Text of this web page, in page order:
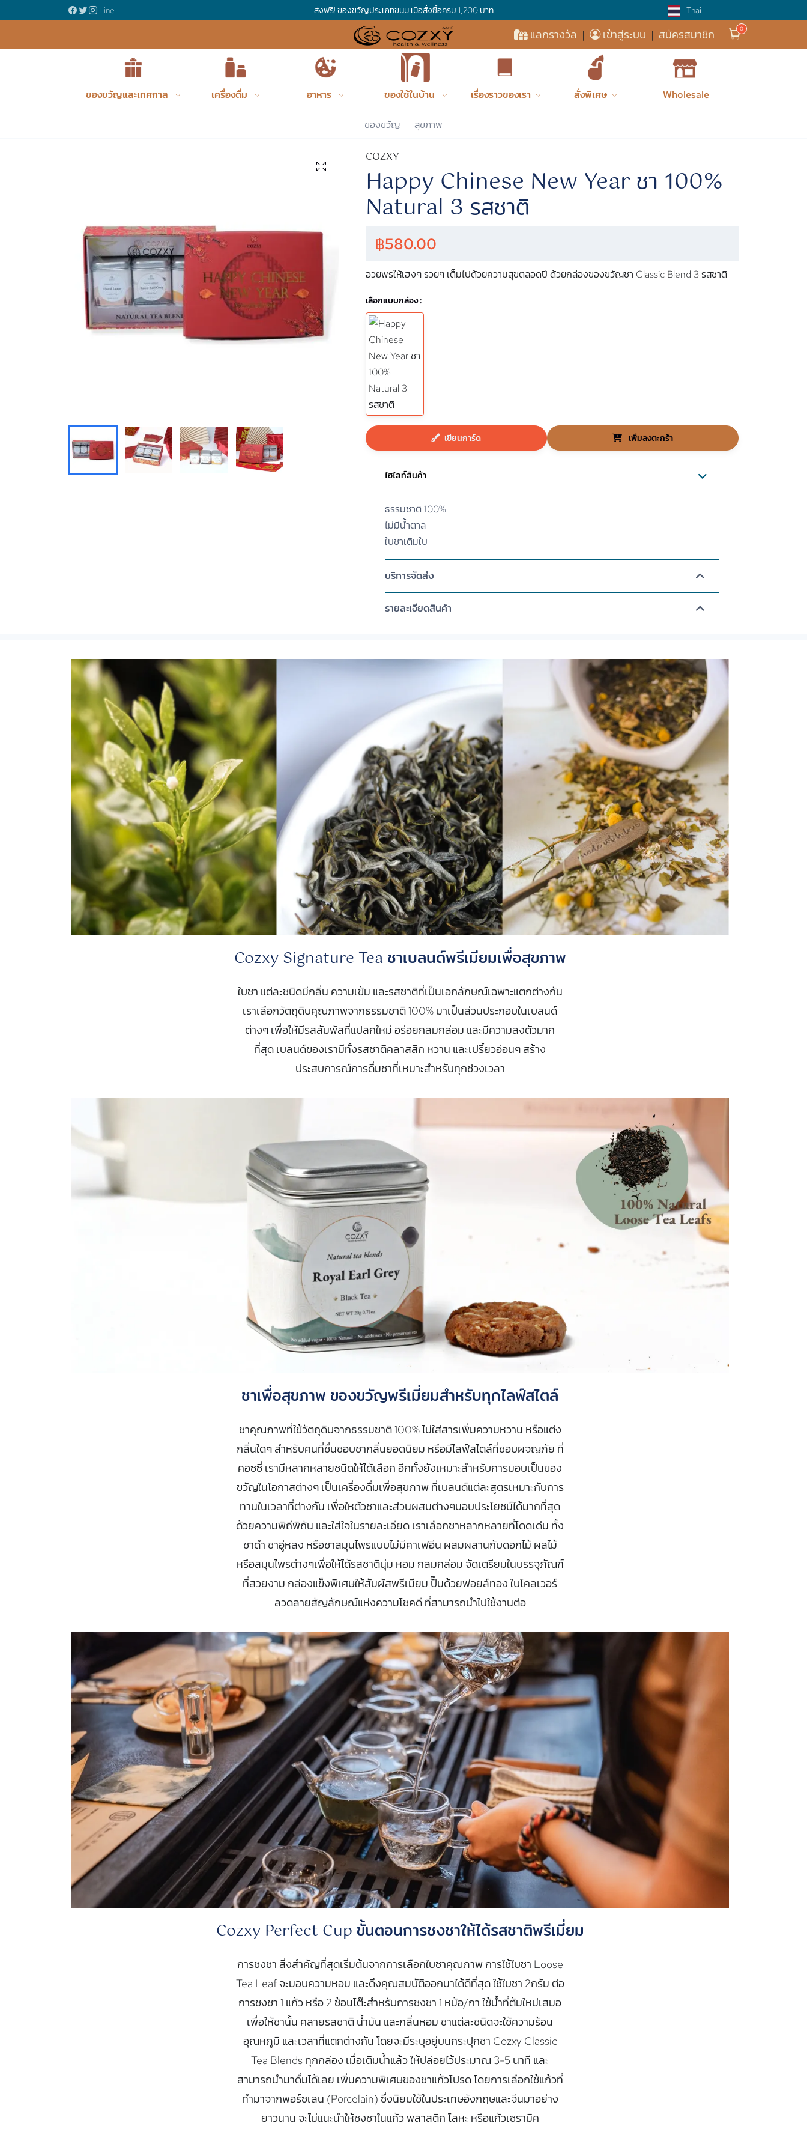
Line ส่งฟรี! ของขวัญประเภทขนม เมื่อสั่งซื้อครบ 1,200 บาท Thai
แลกรางวัล | เข้าสู่ระบบ | สมัครสมาชิก
ของขวัญและเทศกาล เครื่องดื่ม อาหาร ของใช้ในบ้าน เรื่องราวของเรา สั่งพิเศษ Wholesale
ของขวัญ สุขภาพ
COZXY
Happy Chinese New Year ชา 100%
Natural 3 รสชาติ
฿580.00
อวยพรให้เฮงๆ รวยๆ เต็มไปด้วยความสุขตลอดปี ด้วยกล่องของขวัญชา Classic Blend 3 รสชาติ
เลือกแบบกล่อง :
เขียนการ์ด เพิ่มลงตะกร้า
ไฮไลท์สินค้า
ธรรมชาติ 100%
ไม่มีน้ำตาล
ใบชาเติมใบ
บริการจัดส่ง
รายละเอียดสินค้า
Cozxy Signature Tea ชาเบลนด์พรีเมียมเพื่อสุขภาพ
ใบชา แต่ละชนิดมีกลิ่น ความเข้ม และรสชาติที่เป็นเอกลักษณ์เฉพาะแตกต่างกัน
เราเลือกวัตถุดิบคุณภาพจากธรรมชาติ 100% มาเป็นส่วนประกอบในเบลนด์
ต่างๆ เพื่อให้มีรสสัมพัสที่แปลกใหม่ อร่อยกลมกล่อม และมีความลงตัวมาก
ที่สุด เบลนด์ของเรามีทั้งรสชาติคลาสสิก หวาน และเปรี้ยวอ่อนๆ สร้าง
ประสบการณ์การดื่มชาที่เหมาะสำหรับทุกช่วงเวลา
ชาเพื่อสุขภาพ ของขวัญพรีเมี่ยมสำหรับทุกไลฟ์สไตล์
ชาคุณภาพที่ใข้วัตถุดิบจากธรรมชาติ 100% ไม่ใส่สารเพิ่มความหวาน หรือแต่ง
กลิ่นใดๆ สำหรับคนที่ชื่นชอบชากลิ่นยอดนิยม หรือมีไลฟ์สไตล์ที่ชอบผจญภัย ที่
คอซซี่ เรามีหลากหลายชนิดให้ได้เลือก อีกทั้งยังเหมาะสำหรับการมอบเป็นของ
ขวัญในโอกาสต่างๆ เป็นเครื่องดื่มเพื่อสุขภาพ ที่เบลนด์แต่ละสูตรเหมาะกับการ
ทานในเวลาที่ต่างกัน เพื่อใหตัวชาและส่วนผสมต่างๆมอบประโยชน์ได้มากที่สุด
ด้วยความพิถีพิถัน และใส่ใจในรายละเอียด เราเลือกชาหลากหลายที่โดดเด่น ทั้ง
ชาดำ ชาอู่หลง หรือชาสมุนไพรแบบไม่มีคาเฟอีน ผสมผสานกับดอกไม้ ผลไม้
หรือสมุนไพรต่างๆเพื่อให้ได้รสชาตินุ่ม หอม กลมกล่อม จัดเตรียมในบรรจุภัณฑ์
ที่สวยงาม กล่องแข็งพิเศษให้สัมผัสพรีเมียม ปั๊มด้วยฟอยล์ทอง ใบโคลเวอร์
ลวดลายสัญลักษณ์แห่งความโชคดี ที่สามารถนำไปใช้งานต่อ
Cozxy Perfect Cup ขั้นตอนการชงชาให้ได้รสชาติพรีเมี่ยม
การชงชา สิ่งสำคัญที่สุดเริ่มต้นจากการเลือกใบชาคุณภาพ การใช้ใบชา Loose
Tea Leaf จะมอบความหอม และดึงคุณสมบัติออกมาได้ดีที่สุด ใช้ใบชา 2กรัม ต่อ
การชงชา 1 แก้ว หรือ 2 ช้อนโต๊ะสำหรับการชงชา 1 หม้อ/กา ใช้น้ำที่ต้มใหม่เสมอ
เพื่อให้ชานั้น คลายรสชาติ น้ำมัน และกลิ่นหอม ชาแต่ละชนิดจะใช้ความร้อน
อุณหภูมิ และเวลาที่แตกต่างกัน โดยจะมีระบุอยู่บนกระปุกชา Cozxy Classic
Tea Blends ทุกกล่อง เมื่อเติมน้ำแล้ว ให้ปล่อยไว้ประมาณ 3-5 นาที และ
สามารถนำมาดื่มได้เลย เพิ่มความพิเศษของชาแก้วโปรด โดยการเลือกใช้แก้วที่
ทำมาจากพอร์ซเลน (Porcelain) ซึ่งนิยมใช้ในประเทษอังกฤษและจีนมาอย่าง
ยาวนาน จะไม่แนะนำให้ชงชาในแก้ว พลาสติก โลหะ หรือแก้วเซรามิค